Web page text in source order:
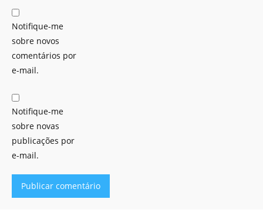
Notifique-me
sobre novos
comentários por
e-mail.
Notifique-me
sobre novas
publicações por
e-mail.